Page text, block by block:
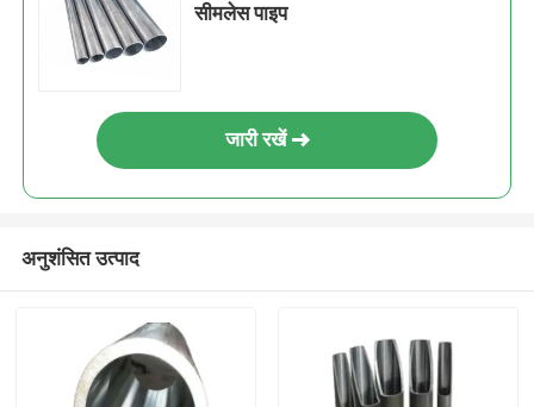
सीमलेस पाइप
जारी रखें
अनुशंसित उत्पाद